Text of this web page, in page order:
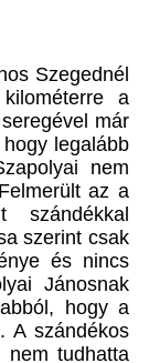
Szegednél
a
már
legalább
nem
az a
szerint csak
és nincs
Jánosnak
hogy a
A szándékos
tudhatta